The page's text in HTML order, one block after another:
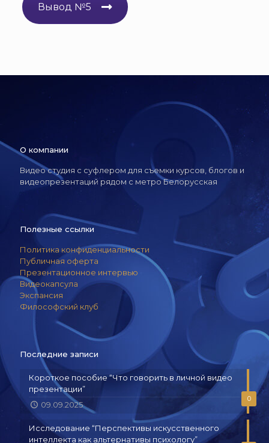
Вывод №5
О компании
Видео студия с суфлером для съемки курсов, блогов и
видеопрезентаций рядом с метро Белорусская
Полезные ссылки
Политика конфиденциальности
Публичная оферта
Презентационное интервью
Видеокапсула
Экспансия
Философский клуб
Последние записи
0
Короткое пособие “Что говорить в личной видео
презентации”
09.09.2025
Исследование “Перспективы искусственного
интеллекта как альтернативы психологу”